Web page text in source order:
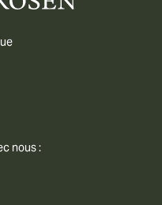
nous :